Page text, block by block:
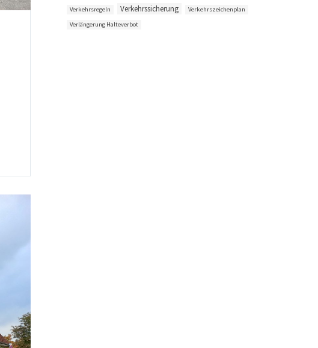
Verkehrsregeln Verkehrssicherung
Verkehrszeichenplan
Verlängerung Halteverbot